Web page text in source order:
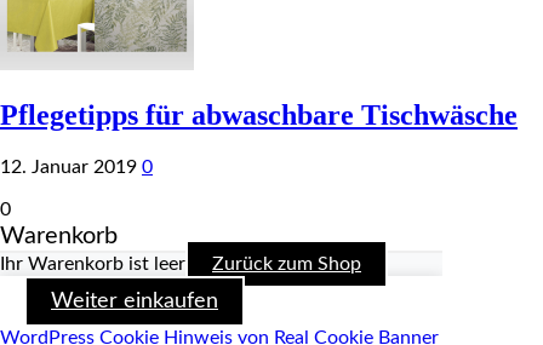
Pflegetipps für abwaschbare Tischwäsche
12. Januar 2019 0
0
Warenkorb
Ihr Warenkorb ist leer Zurück zum Shop
Weiter einkaufen
WordPress Cookie Hinweis von Real Cookie Banner